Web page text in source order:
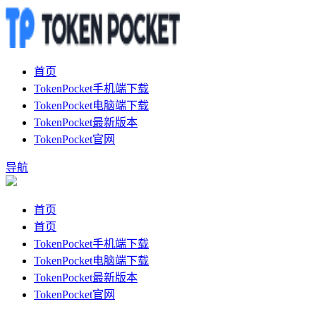
首页
TokenPocket手机端下载
TokenPocket电脑端下载
TokenPocket最新版本
TokenPocket官网
导航
首页
首页
TokenPocket手机端下载
TokenPocket电脑端下载
TokenPocket最新版本
TokenPocket官网